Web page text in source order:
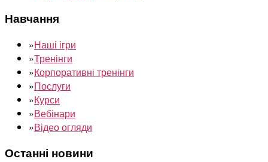
Навчання
»Наші ігри
»Тренінги
»Корпоративні тренінги
»Послуги
»Курси
»Вебінари
»Відео огляди
Останні новини